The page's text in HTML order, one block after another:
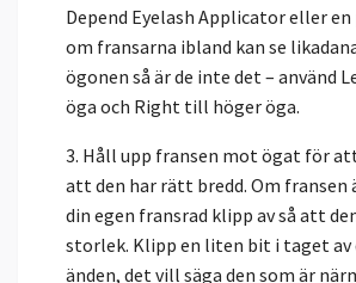
Depend Eyelash Applicator eller
om fransarna ibland kan se
ögonen så är de inte det – använd
öga och Right till höger öga.
3. Håll upp fransen mot ögat för
att den har rätt bredd. Om fransen
din egen fransrad klipp av så att
storlek. Klipp en liten bit i taget av
änden, det vill säga den som är